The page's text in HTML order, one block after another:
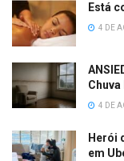
Está
4 DE
4 DE
Herói
em